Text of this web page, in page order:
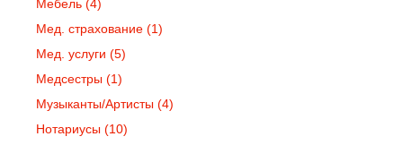
Мебель (4)
Мед. страхование (1)
Мед. услуги (5)
Медсестры (1)
Музыканты/Артисты (4)
Нотариусы (10)